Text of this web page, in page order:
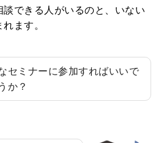
地や建物の不動産を学校法人に個人
売却した時の税金特例とポイント
野村の仲介+（PLUS）の評判や強みと
？噂や口コミから知る満足度合
できる人がいるのと、いない
ます。
セミナーに参加すればいいで
か？